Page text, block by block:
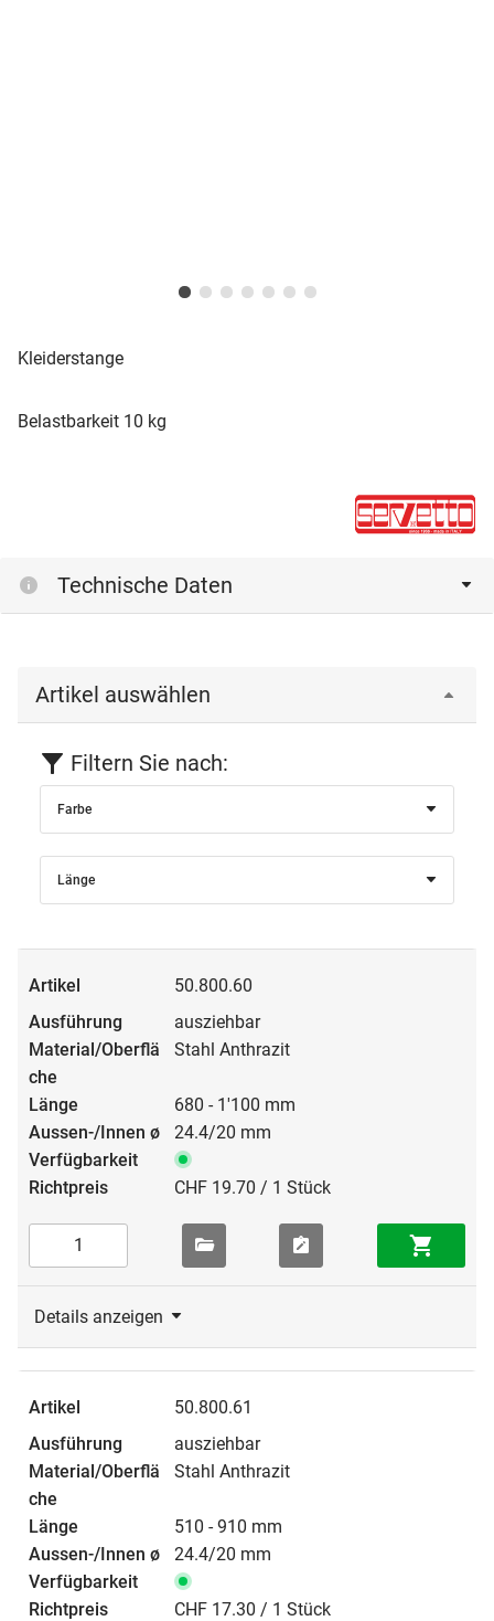
Kleiderstange
Belastbarkeit 10 kg
Technische Daten
Artikel auswählen
Filtern Sie nach:
Farbe
Länge
50.800.60
ausziehbar
Stahl Anthrazit
680 - 1'100 mm
24.4/20 mm
CHF 19.70 / 1 Stück
Details anzeigen
50.800.61
ausziehbar
Stahl Anthrazit
510 - 910 mm
24.4/20 mm
CHF 17.30 / 1 Stück